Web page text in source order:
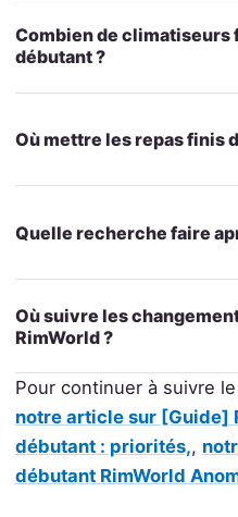
Combien de climatiseurs
débutant ?
Où mettre les repas finis
Quelle recherche faire
Où suivre les
RimWorld ?
Pour continuer à suivre
notre article sur [Guide]
débutant : priorités,,
débutant RimWorld